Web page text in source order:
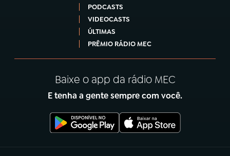
PODCASTS
VIDEOCASTS
ÚLTIMAS
PRÊMIO RÁDIO MEC
Baixe o app da rádio MEC
E tenha a gente sempre com você.